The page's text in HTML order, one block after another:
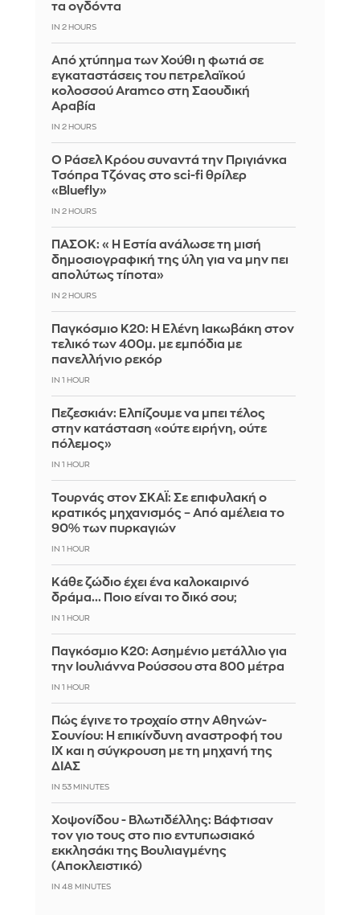
τα ογδόντα
IN 2 HOURS
Από χτύπημα των Χούθι η φωτιά σε
εγκαταστάσεις του πετρελαϊκού
κολοσσού Aramco στη Σαουδική
Αραβία
IN 2 HOURS
Ο Ράσελ Κρόου συναντά την Πριγιάνκα
Τσόπρα Τζόνας στο sci-fi θρίλερ
«Bluefly»
IN 2 HOURS
ΠΑΣΟΚ: «Η Εστία ανάλωσε τη μισή
δημοσιογραφική της ύλη για να μην πει
απολύτως τίποτα»
IN 2 HOURS
Παγκόσμιο Κ20: Η Ελένη Ιακωβάκη στον
τελικό των 400μ. με εμπόδια με
πανελλήνιο ρεκόρ
IN 1 HOUR
Πεζεσκιάν: Ελπίζουμε να μπει τέλος
στην κατάσταση «ούτε ειρήνη, ούτε
πόλεμος»
IN 1 HOUR
Τουρνάς στον ΣΚΑΪ: Σε επιφυλακή ο
κρατικός μηχανισμός – Από αμέλεια το
90% των πυρκαγιών
IN 1 HOUR
Κάθε ζώδιο έχει ένα καλοκαιρινό
δράμα... Ποιο είναι το δικό σου;
IN 1 HOUR
Παγκόσμιο Κ20: Ασημένιο μετάλλιο για
την Ιουλιάννα Ρούσσου στα 800 μέτρα
IN 1 HOUR
Πώς έγινε το τροχαίο στην Αθηνών-
Σουνίου: Η επικίνδυνη αναστροφή του
ΙΧ και η σύγκρουση με τη μηχανή της
ΔΙΑΣ
IN 53 MINUTES
Χοψονίδου - Βλωτιδέλλης: Βάφτισαν
τον γιο τους στο πιο εντυπωσιακό
εκκλησάκι της Βουλιαγμένης
(Αποκλειστικό)
IN 48 MINUTES